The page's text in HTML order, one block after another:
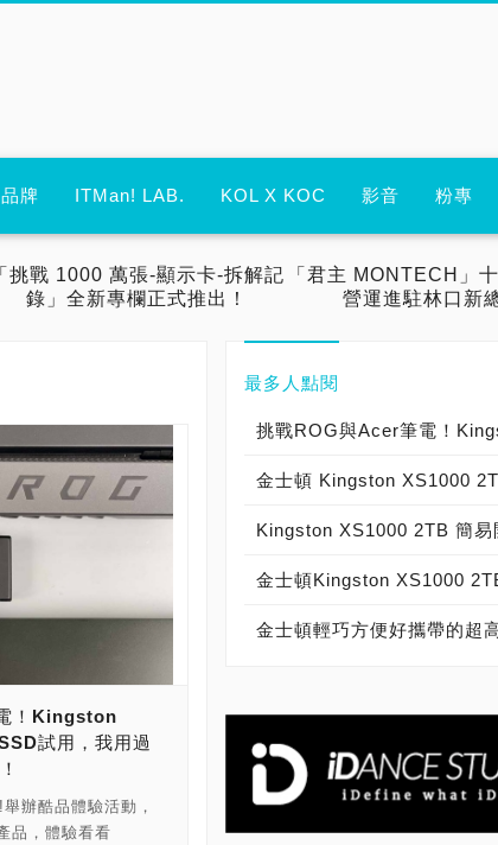
品牌 ITMan! LAB. KOL X KOC 影音 粉專
「挑戰 1000 萬張-顯示卡-拆解記
錄」全新專欄正式推出！
「君主 MONTECH」
營運進駐林口新
！Kingston
試用，我用過
辦酷品體驗活動，
品，體驗看看
最多人點閱
Kingston XS1000 2TB 簡易